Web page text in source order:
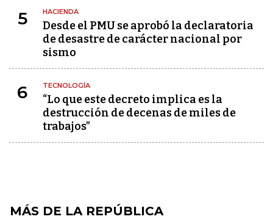
5 HACIENDA
Desde el PMU se aprobó la declaratoria
de desastre de carácter nacional por
sismo
6 TECNOLOGÍA
“Lo que este decreto implica es la
destrucción de decenas de miles de
trabajos”
MÁS DE LA REPÚBLICA